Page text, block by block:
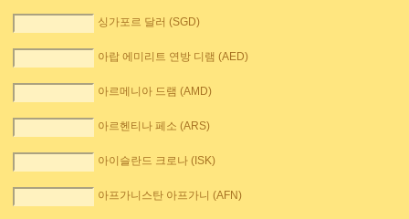
싱가포르 달러 (SGD)
아랍 에미리트 연방 디램 (AED)
아르메니아 드램 (AMD)
아르헨티나 페소 (ARS)
아이슬란드 크로나 (ISK)
아프가니스탄 아프가니 (AFN)